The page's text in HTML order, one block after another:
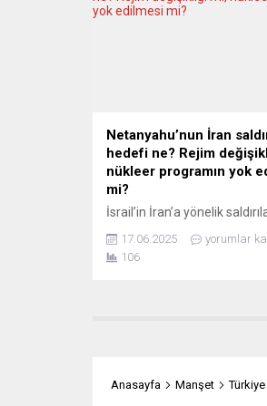
Parti, aşırı sağcı İsveç
Netanyahu’nun İran
hedefi ne? Rejim
nükleer programın yok
mi?
İsrail’in İran’a yönelik
mi, yoksa asıl hedef
devirmek mi? Alman
Danışmanı Zachi Ha-Negbi,
17.06.2025
yorumlar
106
Anasayfa Manşet